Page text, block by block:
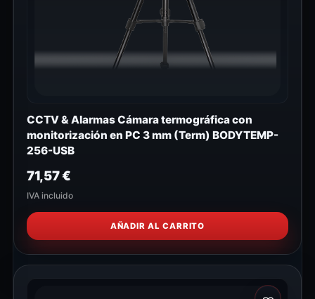
CCTV & Alarmas Cámara termográfica con
monitorización en PC 3 mm (Term) BODYTEMP-
256-USB
71,57€
IVA incluido
AÑADIR AL CARRITO